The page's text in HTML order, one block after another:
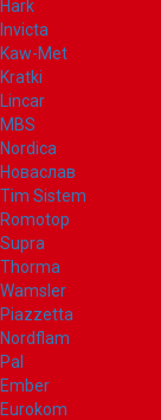
Hark
Invicta
Kaw-Met
Kratki
Lincar
MBS
Nordica
Новаслав
Tim Sistem
Romotop
Supra
Thorma
Wamsler
Piazzetta
Nordflam
Pal
Ember
Eurokom